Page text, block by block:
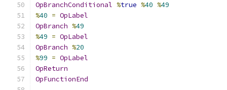
OpBranchConditional %true %40 %49
%40 = OpLabel
OpBranch %49
%49 = OpLabel
OpBranch %20
%99 = OpLabel
OpReturn
OpFunctionEnd